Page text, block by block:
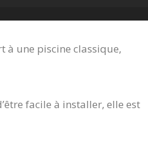
à une piscine classique,
facile à installer, elle est